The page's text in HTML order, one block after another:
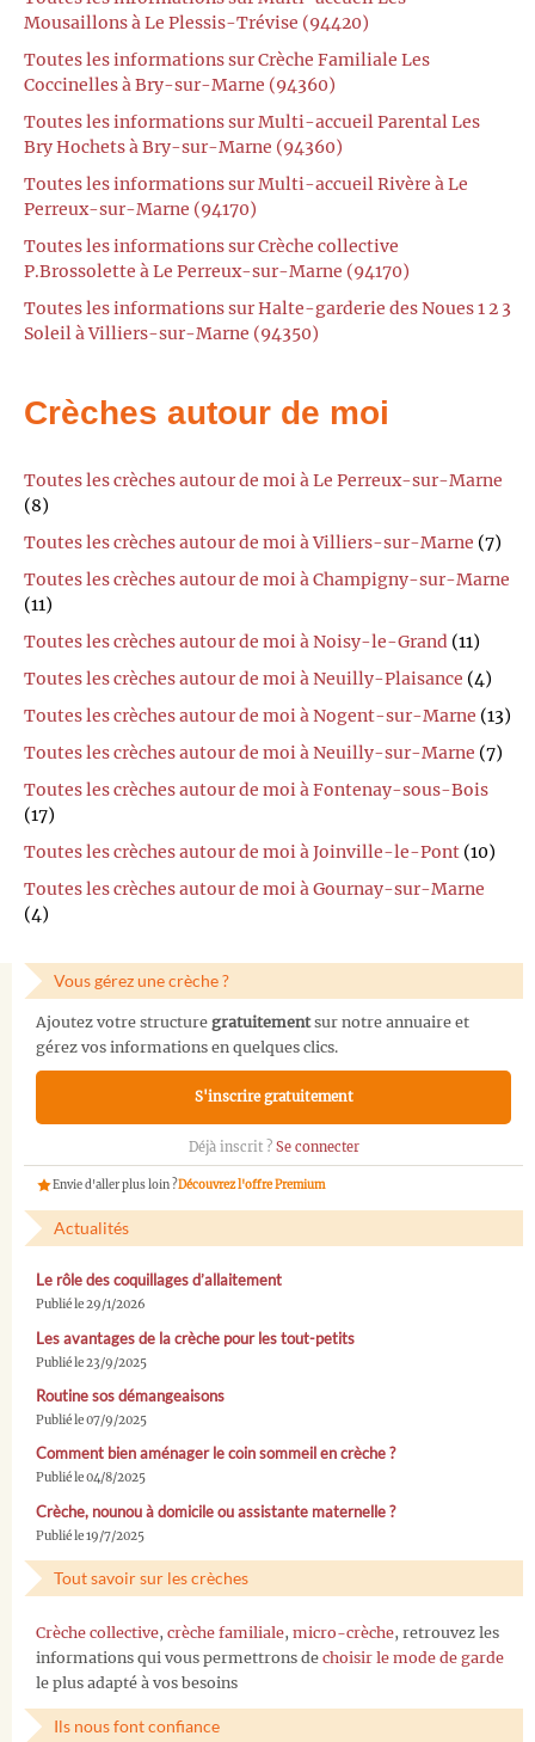
Mousaillons à Le Plessis-Trévise (94420)
Toutes les informations sur Crèche Familiale Les
Coccinelles à Bry-sur-Marne (94360)
Toutes les informations sur Multi-accueil Parental Les
Bry Hochets à Bry-sur-Marne (94360)
Toutes les informations sur Multi-accueil Rivère à Le
Perreux-sur-Marne (94170)
Toutes les informations sur Crèche collective
P.Brossolette à Le Perreux-sur-Marne (94170)
Toutes les informations sur Halte-garderie des Noues 1 2 3
Soleil à Villiers-sur-Marne (94350)
Crèches autour de moi
Toutes les crèches autour de moi à Le Perreux-sur-Marne
(8)
Toutes les crèches autour de moi à Villiers-sur-Marne (7)
Toutes les crèches autour de moi à Champigny-sur-Marne
(11)
Toutes les crèches autour de moi à Noisy-le-Grand (11)
Toutes les crèches autour de moi à Neuilly-Plaisance (4)
Toutes les crèches autour de moi à Nogent-sur-Marne (13)
Toutes les crèches autour de moi à Neuilly-sur-Marne (7)
Toutes les crèches autour de moi à Fontenay-sous-Bois
(17)
Toutes les crèches autour de moi à Joinville-le-Pont (10)
Toutes les crèches autour de moi à Gournay-sur-Marne
(4)
Vous gérez une crèche ?
Ajoutez votre structure gratuitementsur notre annuaire et
gérez vos informations en quelques clics.
S'inscrire gratuitement
Déjà inscrit ? Se connecter
Envie d'aller plus loin ?Découvrez l'offre Premium
Actualités
Le rôle des coquillages d’allaitement
Publié le 29/1/2026
Les avantages de la crèche pour les tout-petits
Publié le 23/9/2025
Routine sos démangeaisons
Publié le 07/9/2025
Comment bien aménager le coin sommeil en crèche ?
Publié le 04/8/2025
Crèche, nounou à domicile ou assistante maternelle ?
Publié le 19/7/2025
Tout savoir sur les crèches
Crèche collective, crèche familiale, micro-crèche, retrouvez les
informations qui vous permettrons de choisir le mode de garde
le plus adapté à vos besoins
Ils nous font confiance